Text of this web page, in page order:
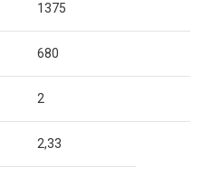
1375
680
2
2,33